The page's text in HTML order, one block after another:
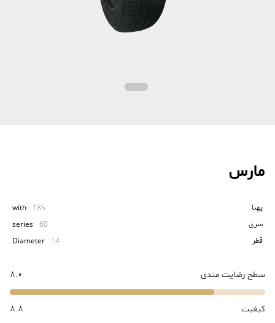
مارس
سطح رضایت مندی 8.0
کیفیت 8.8
پهنا with 185
سری series 60
قطر Diameter 14